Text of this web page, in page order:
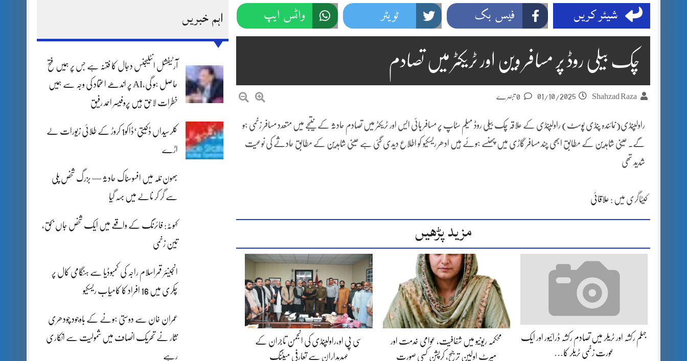
اہم خبریں
آرٹیفشل انٹلیجنس دجال کا فتنہ ہے جس پر ہمیں فتح
حاصل ہو گی،AI پر اندھے اعتماد کی وجہ سے ہمیں
خطرات لاحق ہیں پروفیسر احمد رفیق
کلرسیداں ڈکیتی‘ڈاکو1 کروڑ کے طلائی زیورات لے
اڑے
بھون نلہ میں افسوسناک حادثہ — بزرگ شخص پلی
سے گر کر نالے میں بہہ گیا
کہوٹہ: فائرنگ کے واقعے میں ایک شخص جاں بحق،
تین زخمی
انجینئر قمراسلام راجہ کی کمبوڈیا سے ہنگامی کال پر
چکری میں 16 افراد کا کامیاب ریسکیو
عمران خان سے دوستی ہونے کے باوجود چودھری
نثار نے تحریک انصاف میں شمولیت سے انکاری
رہے
شیئر کریں فیس بک ٹویٹر واٹس ایپ
چک بیلی روڈ پر مسافر وین اور ٹریکٹر میں تصادم
Shahzad Raza
01/10/2025
راولپنڈی(نمائندہ پنڈی پوسٹ) راولپنڈی کے علاقہ چک بیلی روڈ میلم سٹاپ پر مسافر ہائی ایس اور ٹریکٹر میں تصادم حادثہ کے نتیجے میں متعدد مسافر زخمی ہو
گے. عینی شاہدین کے مطابق ابھی چند مسافر گاڑی میں پھنسے ہوئے ہیں ادھر ریسکیو کو اطلاع دیدی گئی ہے عینی شاہدین کے مطابق حادثے کی نوعیت
شدید تھی
کیٹاگری میں : علاقائی
مزید پڑھیں
جہلم رکشہ اور ٹریلر میں تصادم رکشہ ڈرائیور اور ایک
عورت زخمی ٹریلر کا…
محکمہ ریونیو میں شفافیت، عوامی خدمت اور
میرٹ اولین ترجیح، کرپشن کسی صورت
سی پی او،راولپنڈی کی انجمن تاجران کے
عہدیداران سے تعارفی میٹنگ